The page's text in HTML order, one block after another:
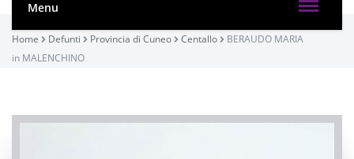
Menu
Home Defunti Provincia di Cuneo Centallo
BERAUDO MARIA
in MALENCHINO